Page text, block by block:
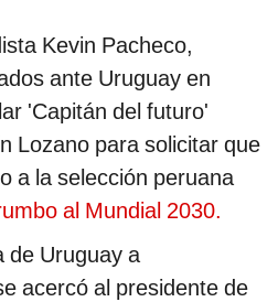
Kevin Pacheco,
ante Uruguay en
'Capitán del futuro'
Lozano para solicitar que
a la selección peruana
al Mundial 2030.
de Uruguay a
acercó al presidente de